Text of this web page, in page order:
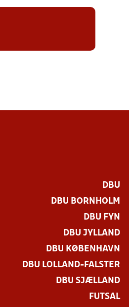
DBU
DBU BORNHOLM
DBU FYN
DBU JYLLAND
DBU KØBENHAVN
DBU LOLLAND-FALSTER
DBU SJÆLLAND
FUTSAL